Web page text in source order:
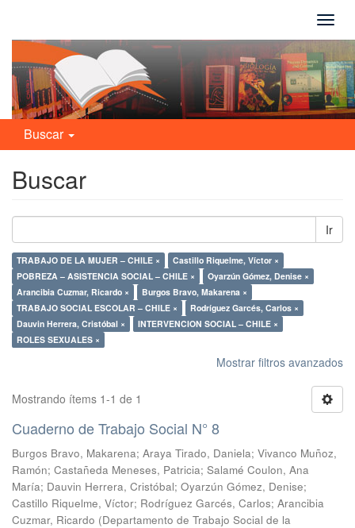
Buscar
Buscar
Ir
TRABAJO DE LA MUJER – CHILE ×
Castillo Riquelme, Víctor ×
POBREZA – ASISTENCIA SOCIAL – CHILE ×
Oyarzún Gómez, Denise ×
Arancibia Cuzmar, Ricardo ×
Burgos Bravo, Makarena ×
TRABAJO SOCIAL ESCOLAR – CHILE ×
Rodríguez Garcés, Carlos ×
Dauvin Herrera, Cristóbal ×
INTERVENCION SOCIAL – CHILE ×
ROLES SEXUALES ×
Mostrar filtros avanzados
Mostrando ítems 1-1 de 1
Cuaderno de Trabajo Social N° 8
Burgos Bravo, Makarena; Araya Tirado, Daniela; Vivanco Muñoz,
Ramón; Castañeda Meneses, Patricia; Salamé Coulon, Ana
María; Dauvin Herrera, Cristóbal; Oyarzún Gómez, Denise;
Castillo Riquelme, Víctor; Rodríguez Garcés, Carlos; Arancibia
Cuzmar, Ricardo (Departamento de Trabajo Social de la